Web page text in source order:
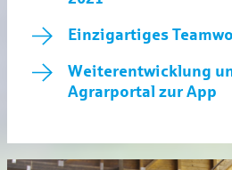
Einzigartiges
Weiterentwicklung
Agrarportal zur App